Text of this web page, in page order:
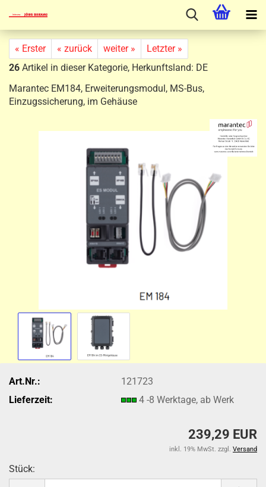
« Erster « zurück weiter »
Letzter »
26 Artikel in dieser Kategorie, Herkunftsland: DE
Marantec EM184, Erweiterungsmodul, MS-Bus,
Einzugssicherung, im Gehäuse
Art.Nr.:
121723
Lieferzeit:
4 -8 Werktage, ab Werk
239,29 EUR
inkl. 19% MwSt. zzgl. Versand
Stück: